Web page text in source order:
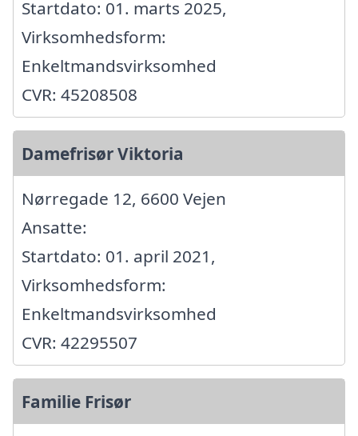
Startdato: 01. marts 2025,
Virksomhedsform:
Enkeltmandsvirksomhed
CVR: 45208508
Damefrisør Viktoria
Nørregade 12, 6600 Vejen
Ansatte:
Startdato: 01. april 2021,
Virksomhedsform:
Enkeltmandsvirksomhed
CVR: 42295507
Familie Frisør